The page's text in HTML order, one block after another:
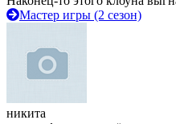
Мастер игры (2 сезон)
никита